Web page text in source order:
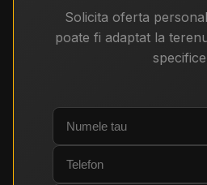
Solicita oferta
poate fi adaptat la